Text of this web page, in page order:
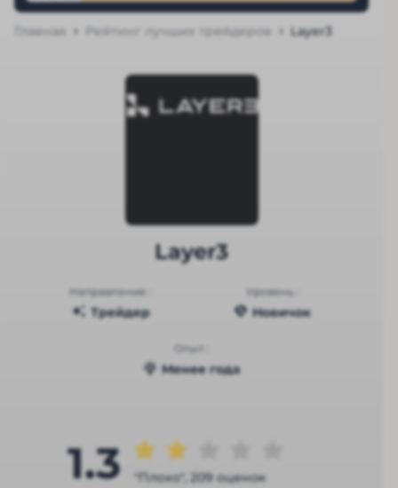
Главная Рейтинг лучших трейдеров Layer3
Layer3
Направление :
Трейдер
Уровень :
Новичок
Опыт :
Менее года
1.3 "Плохо", 209 оценок